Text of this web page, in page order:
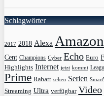
Schlagwörter
2017 2018 Alexa Amazon
Cent Champions Cyber Echo Euro
Highlights Internet jetzt kommt
Prime Rabatt sehen Serien
Streaming Ultra verfügbar Video